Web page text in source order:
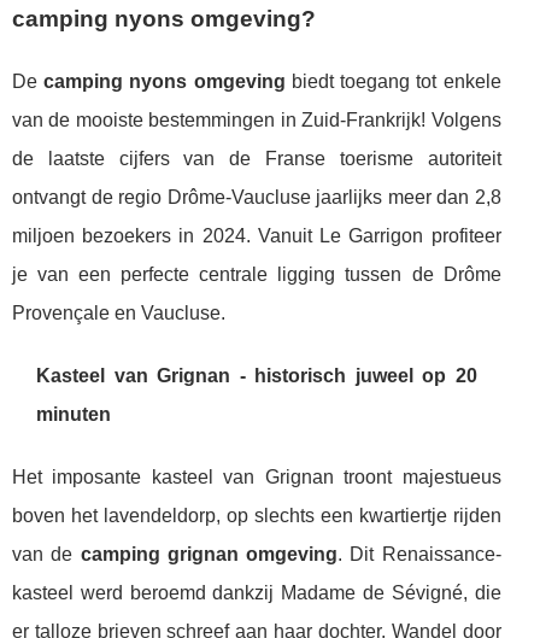
camping nyons omgeving?
Decamping nyons omgeving biedt toegang tot enkele
van de mooiste bestemmingen in Zuid-Frankrijk! Volgens
de laatste cijfers van de Franse toerisme autoriteit
ontvangt de regio Drôme-Vaucluse jaarlijks meer dan 2,8
miljoen bezoekers in 2024. Vanuit Le Garrigon profiteer
je van een perfecte centrale ligging tussen de Drôme
Provençale en Vaucluse.
Kasteel van Grignan - historisch juweel op 20
minuten
Het imposante kasteel van Grignan troont majestueus
boven het lavendeldorp, op slechts een kwartiertje rijden
van de camping grignan omgeving. Dit Renaissance-
kasteel werd beroemd dankzij Madame de Sévigné, die
er talloze brieven schreef aan haar dochter. Wandel door